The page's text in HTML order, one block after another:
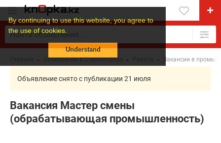
By continuing to use this website, you agree to
the use of cookies.
Understand
Объявления в Степногорске Вакансии в
Объявление снято с публикации 21 июля
Вакансия Мастер смены
(обрабатывающая промышленность)